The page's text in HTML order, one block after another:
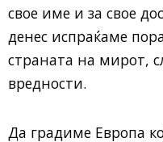
свое име и за свое
денес испраќаме
страната на мирот,
вредности.
Да градиме Европа